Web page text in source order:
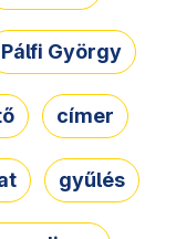
Pálfi György
címer
gyűlés